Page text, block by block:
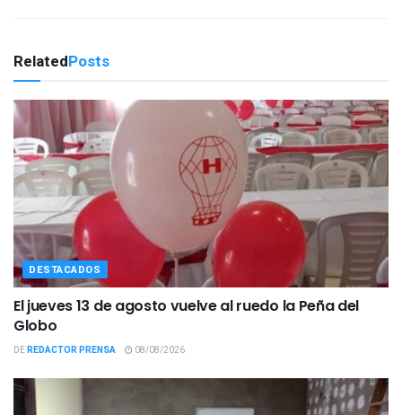
RelatedPosts
DESTACADOS
El jueves 13 de agosto vuelve al ruedo la Peña del
Globo
DEREDACTOR PRENSA 08/08/2026